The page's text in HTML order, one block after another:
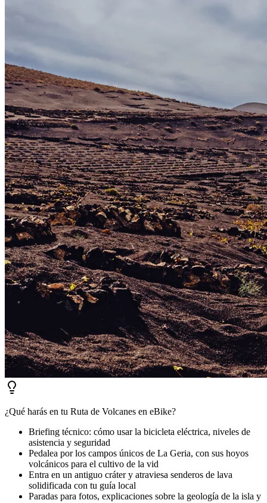
¿Qué harás en tu Ruta de Volcanes en eBike?
Briefing técnico: cómo usar la bicicleta eléctrica, niveles de
asistencia y seguridad
Pedalea por los campos únicos de La Geria, con sus hoyos
volcánicos para el cultivo de la vid
Entra en un antiguo cráter y atraviesa senderos de lava
solidificada con tu guía local
Paradas para fotos, explicaciones sobre la geología de la isla y